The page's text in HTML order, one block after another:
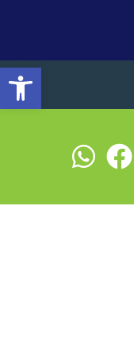
פתח